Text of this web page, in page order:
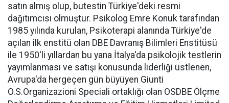
satın almış olup, butestin Türkiye'deki resmi
dağıtımcısı olmuştur. Psikolog Emre Konuk tarafından
1985 yılında kurulan, Psikoterapi alanında Türkiye'de
açılan ilk enstitü olan DBE Davranış Bilimleri Enstitüsü
ile 1950'li yıllardan bu yana İtalya'da psikolojik testlerin
yayımlanması ve satışı konusunda liderliği üstlenen,
Avrupa'da hergeçen gün büyüyen Giunti
O.S.Organizazioni Speciali ortaklığı olan OSDBE Ölçme